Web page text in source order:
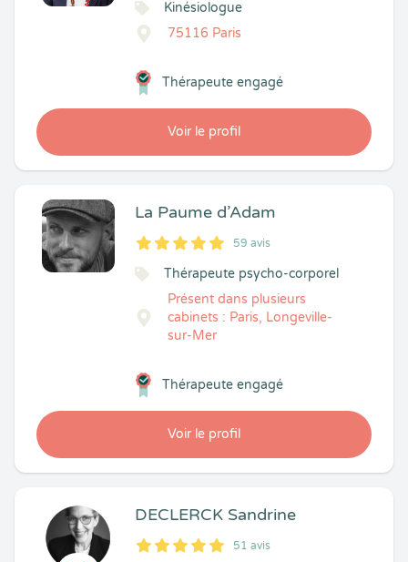
Kinésiologue
75116 Paris
Voir le profil
Thérapeute engagé
La Paume d’Adam
5
1
5
59 59 avis
Thérapeute psycho-corporel
Présent dans plusieurs
cabinets : Paris, Longeville-
sur-Mer
Voir le profil
Thérapeute engagé
DECLERCK Sandrine
5
1
5
51 51 avis